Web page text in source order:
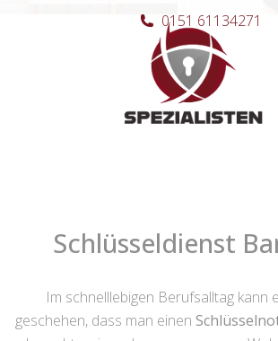
Hauptnavigation
0151 61134271
Schlüsseldienst
Im schnelllebigen Berufsalltag kann
geschehen, dass man einen